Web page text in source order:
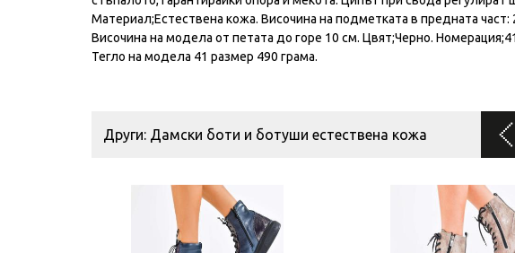
стъпалото, гарантирайки опора и мекота. Ципът при свода регулират
Материал;Естествена кожа. Височина на подметката в предната
Височина на модела от петата до горе 10 см. Цвят;Черно.
Тегло на модела 41 размер 490 грама.
Други: Дамски боти и ботуши естествена кожа